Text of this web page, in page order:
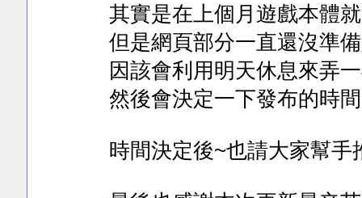
其實是在上個月遊戲本體
但是網頁部分一直還沒準
因該會利用明天休息來弄
然後會決定一下發布的時
時間決定後~也請大家幫手